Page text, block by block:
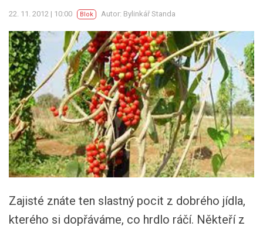
22. 11. 2012 | 10:00 Blok Autor: Bylinkář Standa
Zajisté znáte ten slastný pocit z dobrého jídla,
kterého si dopřáváme, co hrdlo ráčí. Někteří z